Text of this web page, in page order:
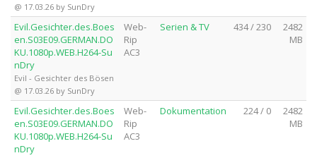
@ 17.03.26 by SunDry
Evil.Gesichter.des.Boes
en.S03E09.GERMAN.DO
KU.1080p.WEB.H264-Su
nDry
Evil - Gesichter des Bösen
@ 17.03.26 by SunDry
Web-
Rip
AC3
Serien & TV 434 / 230
2482
MB
Evil.Gesichter.des.Boes
en.S03E09.GERMAN.DO
KU.1080p.WEB.H264-Su
nDry
Web-
Rip
AC3
Dokumentation 224 / 0
2482
MB